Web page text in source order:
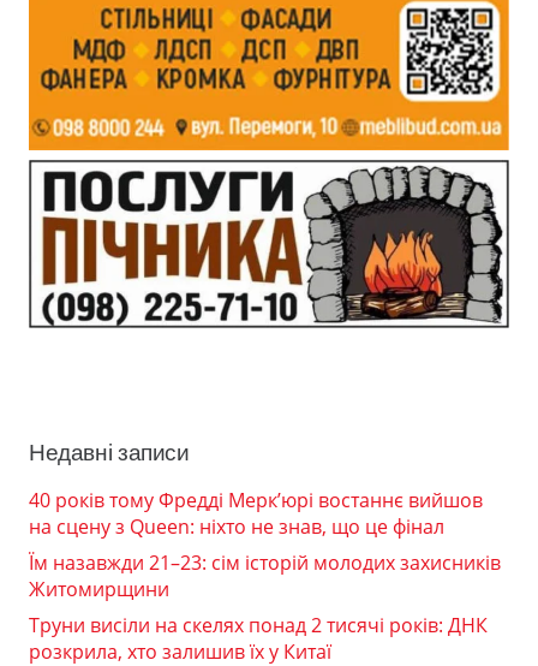
Недавні записи
40 років тому Фредді Мерк’юрі востаннє вийшов
на сцену з Queen: ніхто не знав, що це фінал
Їм назавжди 21–23: сім історій молодих захисників
Житомирщини
Труни висіли на скелях понад 2 тисячі років: ДНК
розкрила, хто залишив їх у Китаї